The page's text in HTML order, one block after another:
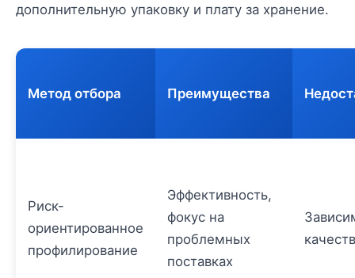
дополнительную упаковку и плату за хранение.
Метод отбора Преимущества
Риск-
ориентированное
профилирование
Эффективность,
фокус на
проблемных
поставках